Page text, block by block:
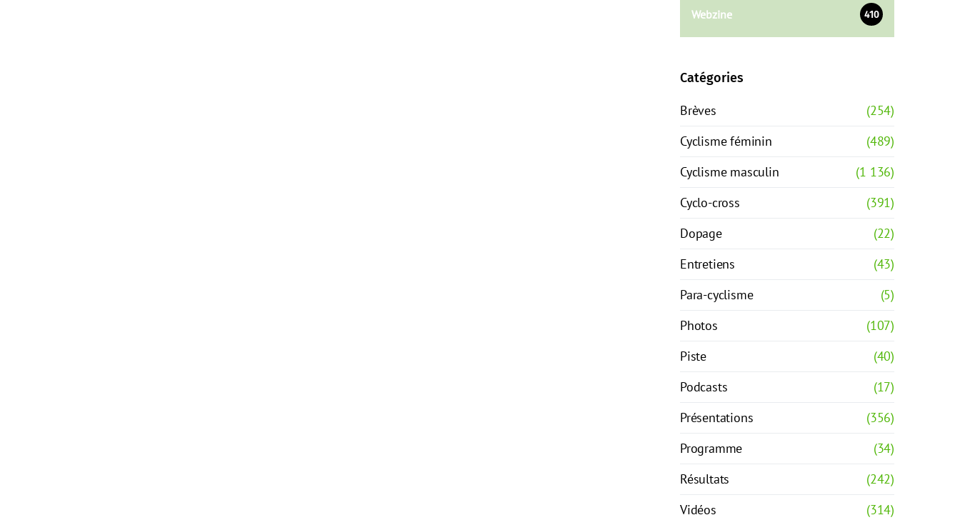
Webzine 410
Catégories
Brèves
(254)
Cyclisme féminin
(489)
Cyclisme masculin
(1 136)
Cyclo-cross
(391)
Dopage
(22)
Entretiens
(43)
Para-cyclisme
(5)
Photos
(107)
Piste
(40)
Podcasts
(17)
Présentations
(356)
Programme
(34)
Résultats
(242)
Vidéos
(314)